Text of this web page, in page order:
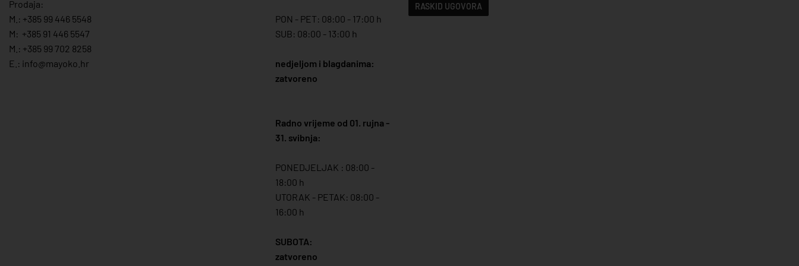
Prodaja:
M.: +385 99 446 5548
M: +385 91 446 5547
M.: +385 99 702 8258
E.: info@mayoko. hr
PON - PET: 08:00 - 17:00 h
SUB: 08:00 - 13:00 h
nedjeljom i blagdanima:
zatvoreno
Radno vrijeme od 01. rujna -
31. svibnja:
PONEDJELJAK : 08:00 -
18:00 h
UTORAK - PETAK: 08:00 -
16:00 h
SUBOTA:
zatvoreno
RASKID UGOVORA